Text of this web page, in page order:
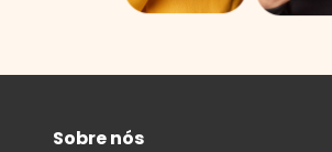
Sobre nós